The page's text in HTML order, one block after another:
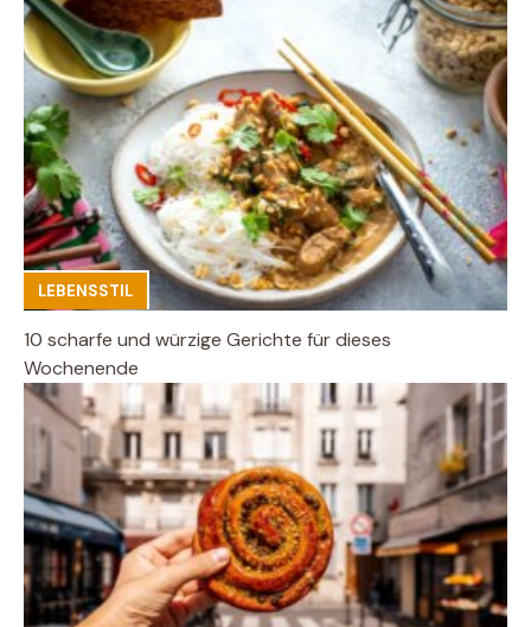
LEBENSSTIL
10 scharfe und würzige Gerichte für dieses
Wochenende